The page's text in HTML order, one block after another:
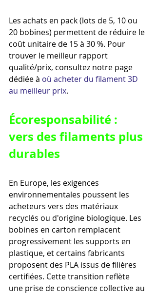
Les achats en pack (lots de 5, 10 ou
20 bobines) permettent de réduire le
coût unitaire de 15 à 30 %. Pour
trouver le meilleur rapport
qualité/prix, consultez notre page
dédiée à où acheter du filament 3D
au meilleur prix.
Écoresponsabilité :
vers des filaments plus
durables
En Europe, les exigences
environnementales poussent les
acheteurs vers des matériaux
recyclés ou d'origine biologique. Les
bobines en carton remplacent
progressivement les supports en
plastique, et certains fabricants
proposent des PLA issus de filières
certifiées. Cette transition reflète
une prise de conscience collective au